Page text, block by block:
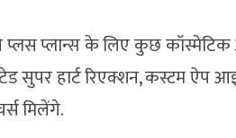
प्लान्स के लिए कुछ कॉस्मेटिक
सुपर हार्ट रिएक्शन, कस्टम ऐप
मिलेंगे.